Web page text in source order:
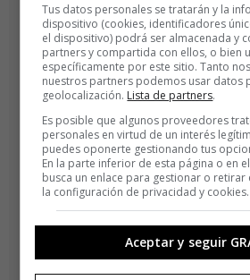
Tus datos personales se tratarán y la
dispositivo (cookies, identificadores
el dispositivo) podrá ser almacenada y
partners y compartida con ellos, o bien
específicamente por este sitio. Tanto
nuestros partners podemos usar datos
geolocalización. Lista de partners.
Es posible que algunos proveedores
personales en virtud de un interés
puedes oponerte gestionando tus
En la parte inferior de esta página o en
busca un enlace para gestionar o retirar
la configuración de privacidad y cookies.
Aceptar y seguir